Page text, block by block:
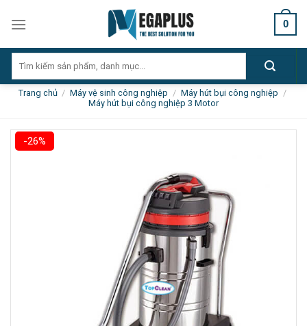
0
kiếm:
Trang chủ / Máy vệ sinh công nghiệp / Máy hút bụi công nghiệp /
Máy hút bụi công nghiệp 3 Motor
-26%